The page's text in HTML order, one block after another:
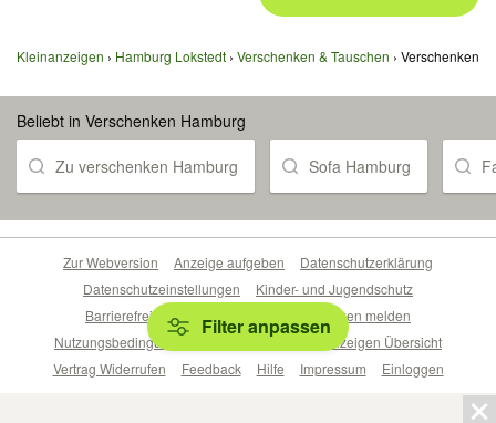
Kleinanzeigen Hamburg Lokstedt Verschenken & Tauschen Verschenken
Beliebt in Verschenken Hamburg
Zu verschenken Hamburg Sofa Hamburg
Filter anpassen
Zur Webversion Anzeige aufgeben
Datenschutzerklärung
Datenschutzeinstellungen
Kinder- und Jugendschutz
Barrierefreiheitserklärung
Sicherheitslücken melden
Nutzungsbedingungen
Beliebte Suchen
Anzeigen Übersicht
Vertrag Widerrufen
Feedback Hilfe Impressum Einloggen